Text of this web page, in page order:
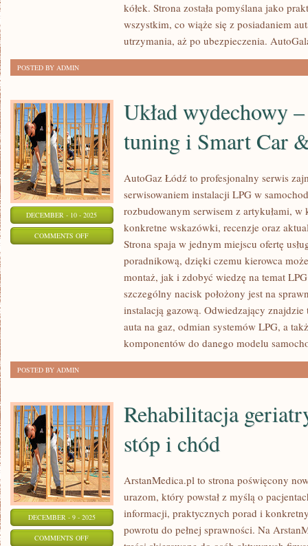
kółek. Strona została pomyślana jako
wszystkim, co wiąże się z posiadaniem
utrzymania, aż po ubezpieczenia.
POSTED BY ADMIN
DECEMBER - 10 - 2025
COMMENTS OFFON
WYDECHOWY
&
IOT
W
AUCIE
Układ wydechowy
tuning i Smart Car
AutoGaz Łódź to profesjonalny serwis
serwisowaniem instalacji LPG w
rozbudowanym serwisem z artykułami,
konkretne wskazówki, recenzje oraz
Strona spaja w jednym miejscu ofertę
poradnikową, dzięki czemu kierowca
montaż, jak i zdobyć wiedzę na temat
szczególny nacisk położony jest na
instalacją gazową. Odwiedzający
auta na gaz, odmian systemów LPG, a
komponentów do danego modelu
POSTED BY ADMIN
DECEMBER - 9 - 2025
COMMENTS OFFON
Rehabilitacja
stóp i chód
ArstanMedica.pl to strona poświęcony
urazom, który powstał z myślą o
informacji, praktycznych porad i
powrotu do pełnej sprawności. Na